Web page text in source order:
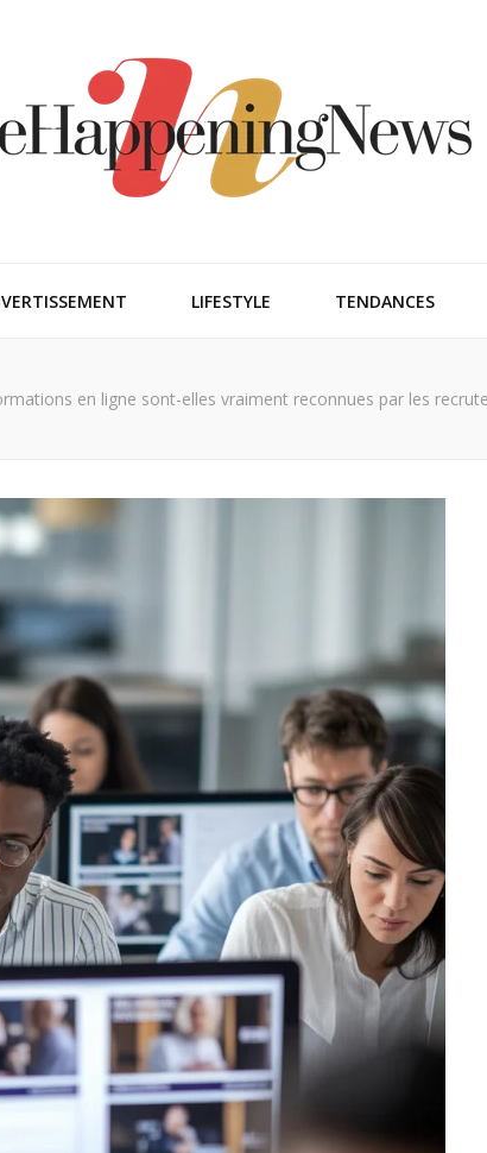
LIFESTYLE TENDANCES
en ligne sont-elles vraiment reconnues par les